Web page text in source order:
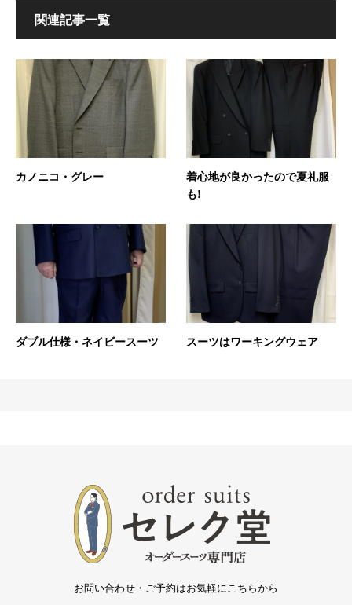
関連記事一覧
カノニコ・グレー
着心地が良かったので夏礼服
も!
ダブル仕様・ネイビースーツ スーツはワーキングウェア
お問い合わせ・ご予約はお気軽にこちらから